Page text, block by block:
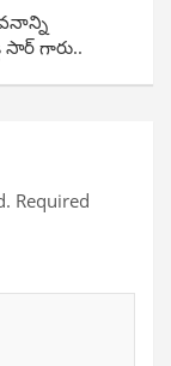
సార్ గారు..
Required